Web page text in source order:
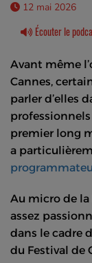
12 mai 2026
Écouter le
Avant même
Cannes,
parler d’elles
professionnels
premier long
a
Au micro de la
assez
dans le cadre
du Festival de